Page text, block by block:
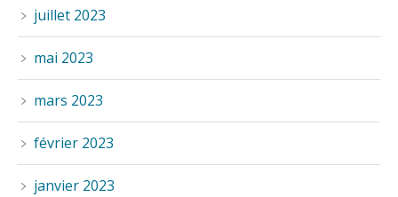
juillet 2023
mai 2023
mars 2023
février 2023
janvier 2023